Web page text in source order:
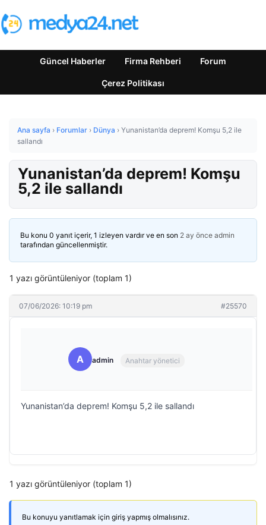
Güncel Haberler Firma Rehberi Forum
Çerez Politikası
Ana sayfa › Forumlar › Dünya › Yunanistan’da deprem! Komşu 5,2 ile
sallandı
Yunanistan’da deprem! Komşu
5,2 ile sallandı
Bu konu 0 yanıt içerir, 1 izleyen vardır ve en son 2 ay önce admin
tarafından güncellenmiştir.
1 yazı görüntüleniyor (toplam 1)
07/06/2026: 10:19 pm #25570
A admin Anahtar yönetici
Yunanistan’da deprem! Komşu 5,2 ile sallandı
1 yazı görüntüleniyor (toplam 1)
Bu konuyu yanıtlamak için giriş yapmış olmalısınız.